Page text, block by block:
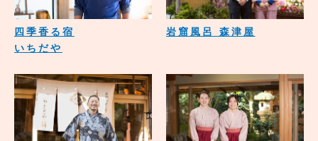
四季香る宿
いちだや
岩窟風呂 森津屋